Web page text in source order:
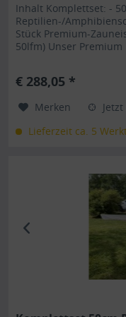
Inhalt Komplettset: -
Reptilien-/
Stück Premium-
50lfm) Unser Premium
Die dafür
€ 288,05 *
Merken
Lieferzeit ca. 5